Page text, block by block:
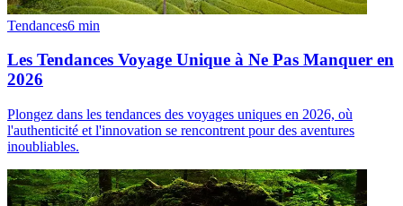
Tendances6 min
Les Tendances Voyage Unique à Ne Pas Manquer en
2026
Plongez dans les tendances des voyages uniques en 2026, où
l'authenticité et l'innovation se rencontrent pour des aventures
inoubliables.